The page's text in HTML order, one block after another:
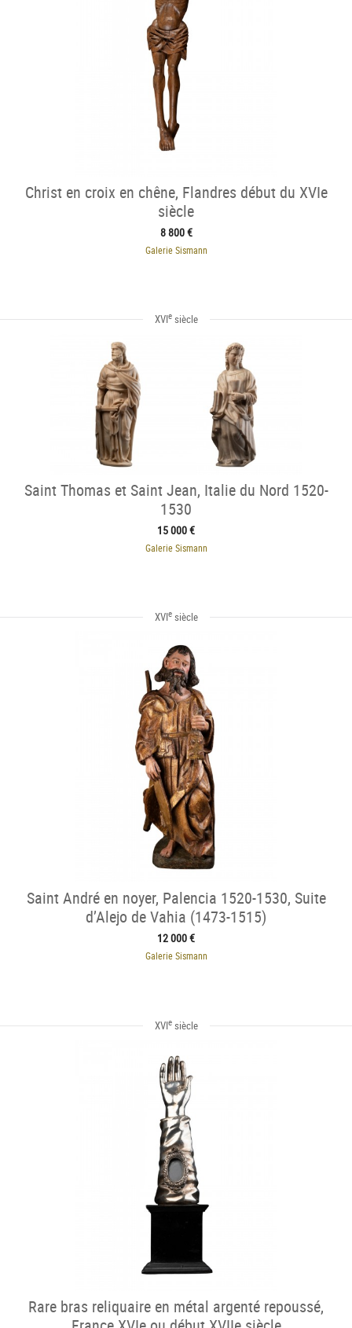
Christ en croix en chêne, Flandres début du XVIe
siècle
8 800 €
Galerie Sismann
XVIesiècle
Saint Thomas et Saint Jean, Italie du Nord 1520-
1530
15 000 €
Galerie Sismann
XVIesiècle
Saint André en noyer, Palencia 1520-1530, Suite
d’Alejo de Vahia (1473-1515)
12 000 €
Galerie Sismann
XVIesiècle
Rare bras reliquaire en métal argenté repoussé,